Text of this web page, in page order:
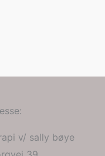
v/ sally bøye